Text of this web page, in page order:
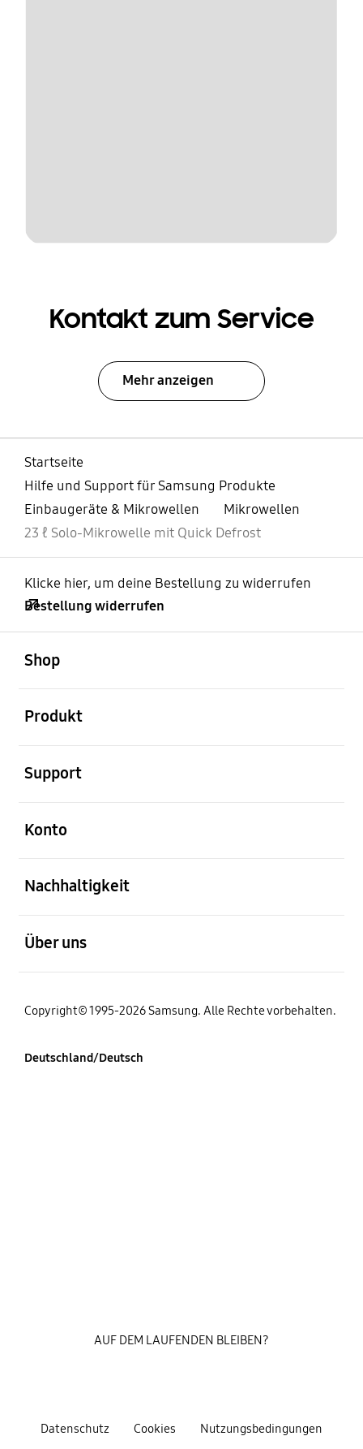
Kontakt zum Service
Mehr anzeigen
Startseite
Hilfe und Support für Samsung Produkte
Einbaugeräte & Mikrowellen
Mikrowellen
23 ℓ Solo-Mikrowelle mit Quick Defrost
Klicke hier, um deine Bestellung zu widerrufen
Bestellung widerrufen
Shop
Produkt
Support
Konto
Nachhaltigkeit
Über uns
Copyright© 1995-2026 Samsung. Alle Rechte vorbehalten.
Deutschland/Deutsch
Datenschutz Cookies Nutzungsbedingungen
AUF DEM LAUFENDEN BLEIBEN?